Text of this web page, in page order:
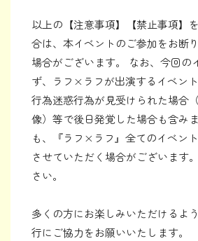
以上の【注意事項】【禁止事項】
合は、本イベントのご参加をお断
場合がございます。 なお、今回の
ず、ラフ×ラフが出演するイベン
行為迷惑行為が見受けられた場合
像）等で後日発覚した場合も含み
も、『ラフ×ラフ』全てのイベン
させていただく場合がございます
さい。
多くの方にお楽しみいただけるよ
行にご協力をお願いいたします。